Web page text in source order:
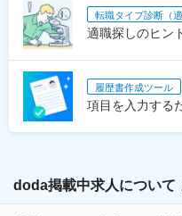
転職タイプ診断（適
適職探しのヒン
履歴書作成ツール
項目を入力する
doda掲載中求人について